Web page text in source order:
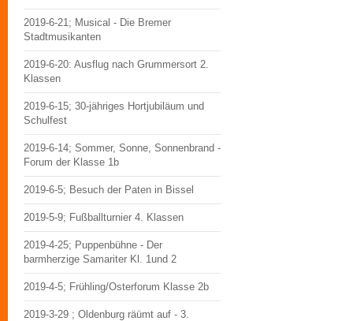
2019-6-21; Musical - Die Bremer
Stadtmusikanten
2019-6-20: Ausflug nach Grummersort 2.
Klassen
2019-6-15; 30-jähriges Hortjubiläum und
Schulfest
2019-6-14; Sommer, Sonne, Sonnenbrand -
Forum der Klasse 1b
2019-6-5; Besuch der Paten in Bissel
2019-5-9; Fußballturnier 4. Klassen
2019-4-25; Puppenbühne - Der
barmherzige Samariter Kl. 1und 2
2019-4-5; Frühling/Osterforum Klasse 2b
2019-3-29 ; Oldenburg räümt auf - 3.